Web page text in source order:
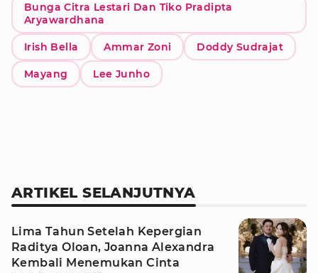
Bunga Citra Lestari Dan Tiko Pradipta
Aryawardhana
Irish Bella Ammar Zoni Doddy Sudrajat
Mayang Lee Junho
ARTIKEL SELANJUTNYA
Lima Tahun Setelah Kepergian
Raditya Oloan, Joanna Alexandra
Kembali Menemukan Cinta